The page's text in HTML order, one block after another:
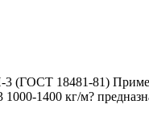
(ГОСТ 18481-81)
1400 кг/м?